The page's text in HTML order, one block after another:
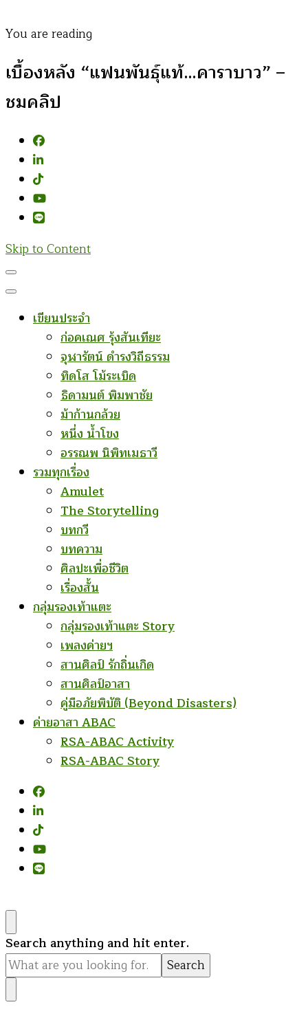
You are reading
เบื้องหลัง “แฟนพันธุ์แท้…คาราบาว” –
ชมคลิป
Skip to Content
เขียนประจำ
ก่อคเณศ รุ้งสันเทียะ
จุฬารัตน์ ดำรงวิถีธรรม
ทิดโส โม้ระเบิด
ธิดามนต์ พิมพาชัย
ม้าก้านกล้วย
หนึ่ง น้ำโขง
อรรณพ นิพิทเมธาวี
รวมทุกเรื่อง
Amulet
The Storytelling
บทกวี
บทความ
ศิลปะเพื่อชีวิต
เรื่องสั้น
กลุ่มรองเท้าแตะ
กลุ่มรองเท้าแตะ Story
เพลงค่ายฯ
สานศิลป์ รักถิ่นเกิด
สานศิลป์อาสา
คู่มือภัยพิบัติ (Beyond Disasters)
ค่ายอาสา ABAC
RSA-ABAC Activity
RSA-ABAC Story
Looking
for
Something?
Search anything and hit enter.